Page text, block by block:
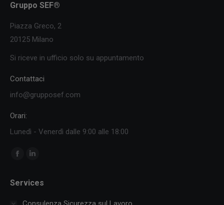
Gruppo SEF®
Piazza Greco, 2
20125 Milano
Si riceve in ufficio solo su appuntamento
Contattaci
info@grupposef.com
Orari:
Lunedì - Venerdì dalle 9:00 alle 18:00
Ci puoi trovare su:
Facebook
opensopens
Services